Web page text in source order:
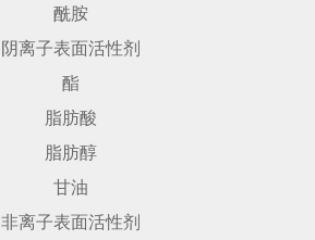
酰胺
阴离子表面活性剂
酯
脂肪酸
脂肪醇
甘油
非离子表面活性剂